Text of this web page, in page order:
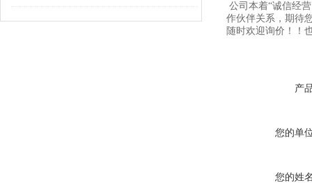
公司本着“诚信经
作伙伴关系，期
随时欢迎询价！！
产
您的单
您的姓